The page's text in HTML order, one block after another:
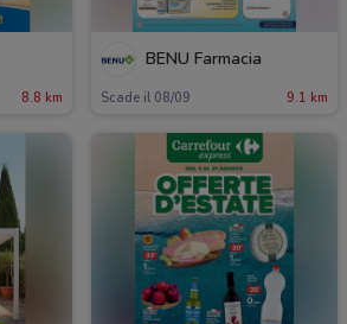
8.8 km
BENU Farmacia
Scade il 08/09 9.1 km